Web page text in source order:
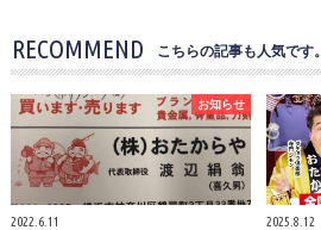
RECOMMEND こちらの記事も人気です。
お知らせ
2022.6.11 2025.8.12